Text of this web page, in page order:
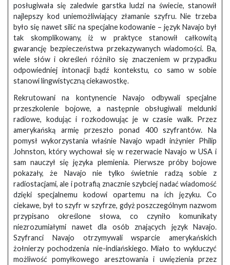
posługiwała się zaledwie garstka ludzi na świecie, stanowił
najlepszy kod uniemożliwiający złamanie szyfru. Nie trzeba
było się nawet silić na specjalne kodowanie – język Navajo był
tak skomplikowany, iż w praktyce stanowił całkowitą
gwarancję bezpieczeństwa przekazywanych wiadomości. Ba,
wiele słów i określeń różniło się znaczeniem w przypadku
odpowiedniej intonacji bądź kontekstu, co samo w sobie
stanowi lingwistyczną ciekawostkę.
Rekrutowani na kontynencie Navajo odbywali specjalne
przeszkolenie bojowe, a następnie obsługiwali meldunki
radiowe, kodując i rozkodowując je w czasie walk. Przez
amerykańską armię przeszło ponad 400 szyfrantów. Na
pomysł wykorzystania właśnie Navajo wpadł inżynier Philip
Johnston, który wychował się w rezerwacie Navajo w USA i
sam nauczył się języka plemienia. Pierwsze próby bojowe
pokazały, że Navajo nie tylko świetnie radzą sobie z
radiostacjami, ale i potrafią znacznie szybciej nadać wiadomość
dzięki specjalnemu kodowi opartemu na ich języku. Co
ciekawe, był to szyfr w szyfrze, gdyż poszczególnym nazwom
przypisano określone słowa, co czyniło komunikaty
niezrozumiałymi nawet dla osób znających język Navajo.
Szyfranci Navajo otrzymywali wsparcie amerykańskich
żołnierzy pochodzenia nie-indiańskiego. Miało to wykluczyć
możliwość pomyłkowego aresztowania i uwięzienia przez